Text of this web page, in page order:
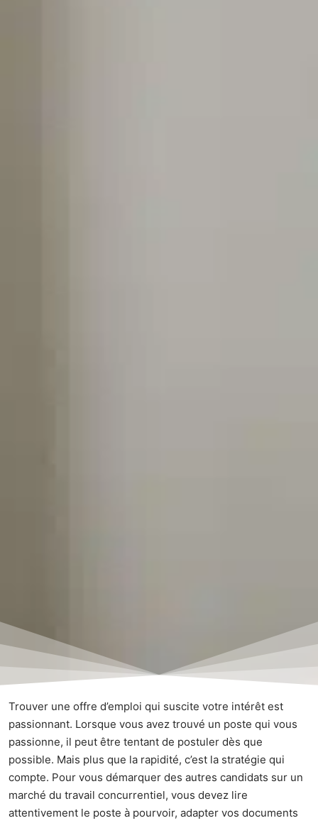
Trouver une offre d’emploi qui suscite votre intérêt est
passionnant. Lorsque vous avez trouvé un poste qui vous
passionne, il peut être tentant de postuler dès que
possible. Mais plus que la rapidité, c’est la stratégie qui
compte. Pour vous démarquer des autres candidats sur un
marché du travail concurrentiel, vous devez lire
attentivement le poste à pourvoir, adapter vos documents